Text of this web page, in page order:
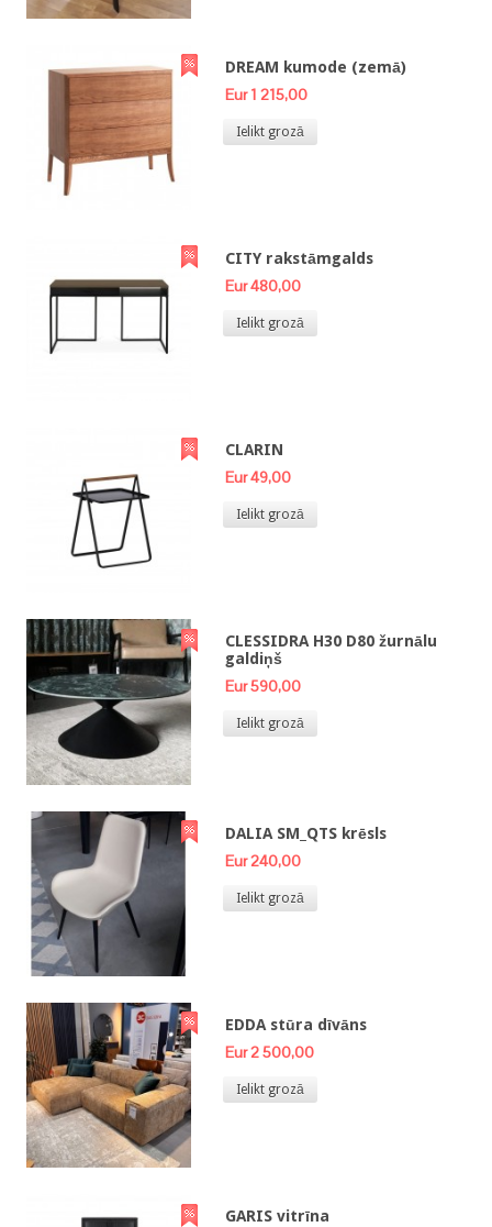
DREAM kumode (zemā)
Eur 1 215,00
Ielikt grozā
CITY rakstāmgalds
Eur 480,00
Ielikt grozā
CLARIN
Eur 49,00
Ielikt grozā
CLESSIDRA H30 D80 žurnālu
galdiņš
Eur 590,00
Ielikt grozā
DALIA SM_QTS krēsls
Eur 240,00
Ielikt grozā
EDDA stūra dīvāns
Eur 2 500,00
Ielikt grozā
GARIS vitrīna